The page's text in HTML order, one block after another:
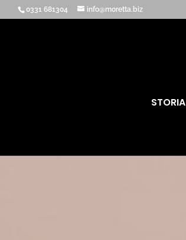
0331 681304 info@moretta.biz
STORIA